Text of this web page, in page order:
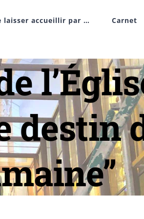
laisser accueillir par … Carnet
destin